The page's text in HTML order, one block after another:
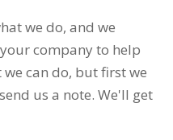
we do, and we
company to help
can do, but first we
us a note. We'll get